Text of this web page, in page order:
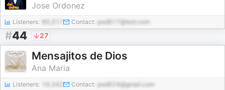
Jose Ordonez
Listeners: Contact: pod817@test.com
#44 27
Mensajitos de Dios
Ana Maria
Listeners: 19,342 Contact: pod624@gmail.com